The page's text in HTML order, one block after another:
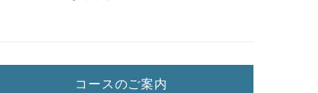
コースのご案内